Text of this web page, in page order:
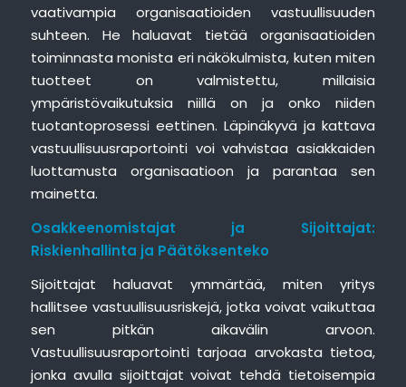
vaativampia organisaatioiden vastuullisuuden
suhteen. He haluavat tietää organisaatioiden
toiminnasta monista eri näkökulmista, kuten miten
tuotteet on valmistettu, millaisia
ympäristövaikutuksia niillä on ja onko niiden
tuotantoprosessi eettinen. Läpinäkyvä ja kattava
vastuullisuusraportointi voi vahvistaa asiakkaiden
luottamusta organisaatioon ja parantaa sen
mainetta.
Osakkeenomistajat ja Sijoittajat:
Riskienhallinta ja Päätöksenteko
Sijoittajat haluavat ymmärtää, miten yritys
hallitsee vastuullisuusriskejä, jotka voivat vaikuttaa
sen pitkän aikavälin arvoon.
Vastuullisuusraportointi tarjoaa arvokasta tietoa,
jonka avulla sijoittajat voivat tehdä tietoisempia